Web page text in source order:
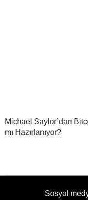
Michael Saylor’dan
mı Hazırlanıyor?
Sosyal